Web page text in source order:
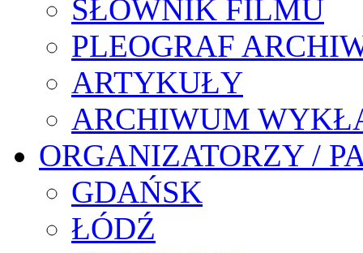
SŁOWNIK FILMU
PLEOGRAF
ARTYKUŁY
ARCHIWUM
ORGANIZATORZY /
GDAŃSK
ŁÓDŹ